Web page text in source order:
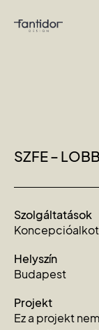
SZFE –
Szolgáltatások
Helyszín
Budapest
Projekt
Ez a projekt